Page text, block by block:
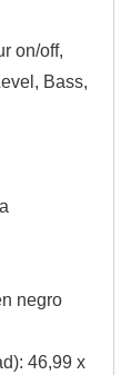
on/off,
Bass,
negro
46,99 x